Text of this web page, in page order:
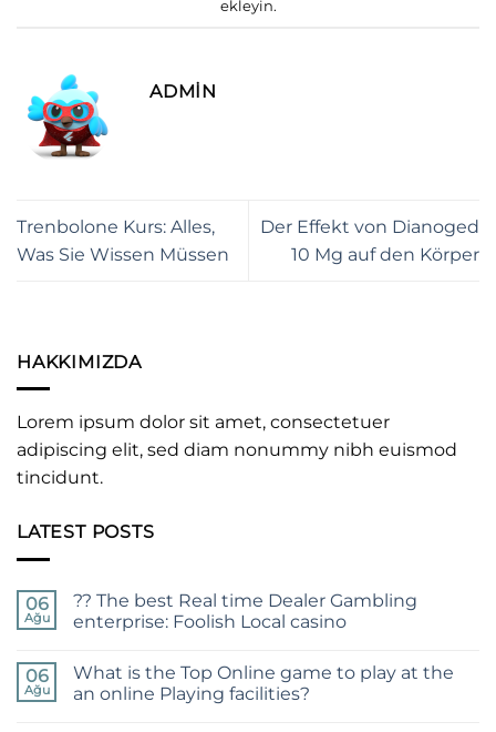
ekleyin.
ADMIN
Trenbolone Kurs: Alles,
Was Sie Wissen Müssen
Der Effekt von Dianoged
10 Mg auf den Körper
HAKKIMIZDA
Lorem ipsum dolor sit amet, consectetuer
adipiscing elit, sed diam nonummy nibh euismod
tincidunt.
LATEST POSTS
06
Ağu
?? The best Real time Dealer Gambling
enterprise: Foolish Local casino
??
The
best
06
Ağu
What is the Top Online game to play at the
an online Playing facilities?